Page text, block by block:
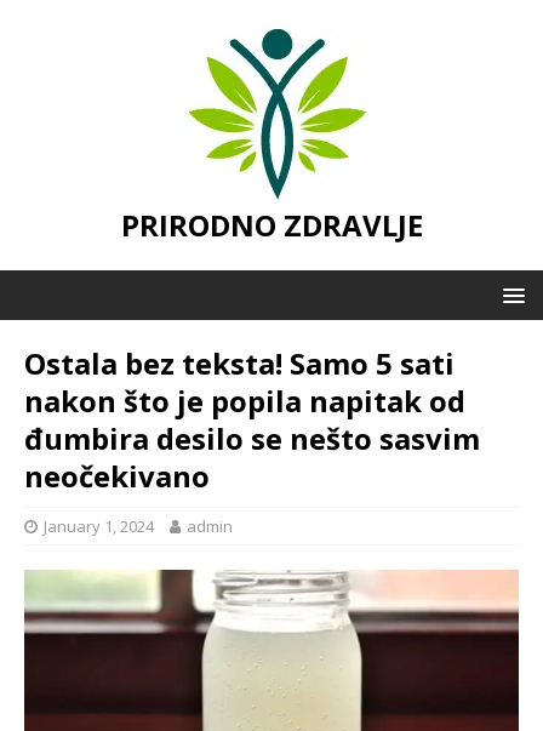
PRIRODNO ZDRAVLJE
Ostala bez teksta! Samo 5 sati
nakon što je popila napitak od
đumbira desilo se nešto sasvim
neočekivano
January 1, 2024 admin